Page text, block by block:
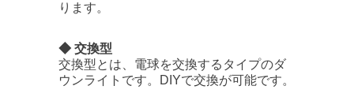
ります。
◆ 交換型
交換型とは、電球を交換するタイプのダ
ウンライトです。DIYで交換が可能です。